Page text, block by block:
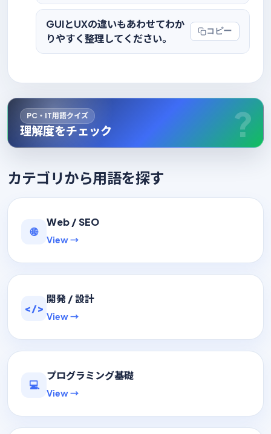
GUIとUXの違いもあわせてわか
りやすく整理してください。
コピー
PC・IT用語クイズ
理解度をチェック
カテゴリから用語を探す
🌐
Web / SEO
View →
</>
開発 / 設計
View →
💻
プログラミング基礎
View →